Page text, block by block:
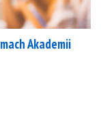
Akademii